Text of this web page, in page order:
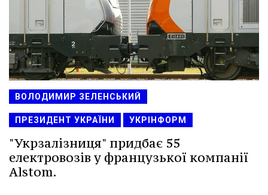
ВОЛОДИМИР ЗЕЛЕНСЬКИЙ
ПРЕЗИДЕНТ УКРАЇНИ УКРІНФОРМ
"Укрзалізниця" придбає 55
електровозів у французької компанії
Alstom.